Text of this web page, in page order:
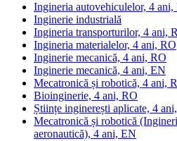
Ingineria autovehiculelor, 4 ani,
Inginerie industrială
Ingineria transporturilor, 4 ani,
Ingineria materialelor, 4 ani, RO
Inginerie mecanică, 4 ani, RO
Inginerie mecanică, 4 ani, EN
Mecatronică și robotică, 4 ani,
Bioinginerie, 4 ani, RO
Științe inginerești aplicate, 4
Mecatronică și robotică
aeronautică), 4 ani, EN